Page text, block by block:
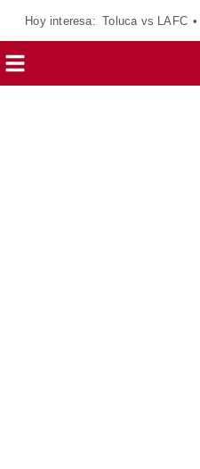
Hoy interesa: Toluca vs LAFC